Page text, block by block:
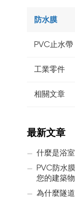
防水膜
PVC止水帶
工業零件
相關文章
最新文章
什麼是浴
PVC防水
您的建築物
為什麼隧